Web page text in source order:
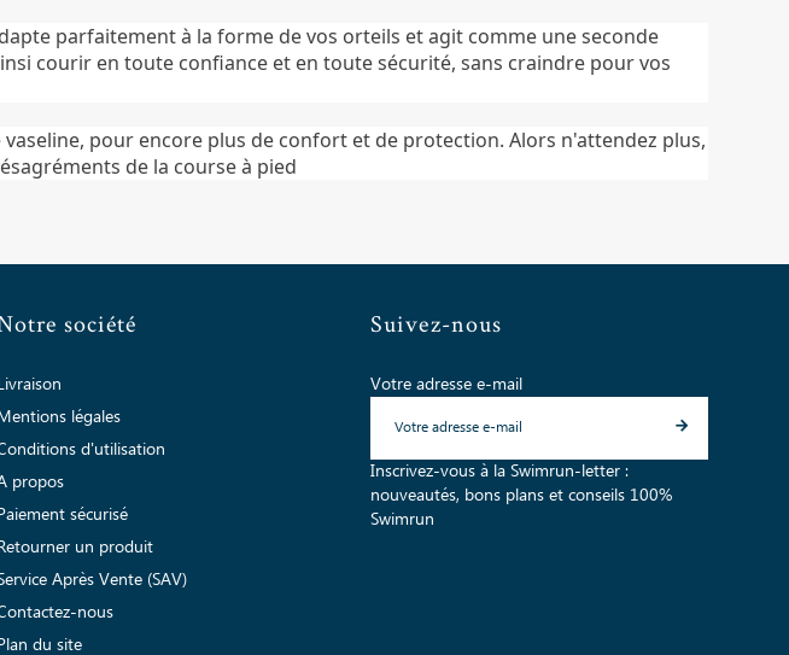
parfaitement à la forme de vos orteils et agit comme une seconde
courir en toute confiance et en toute sécurité, sans craindre pour vos
pour encore plus de confort et de protection. Alors n'attendez plus,
de la course à pied
société
légales
d'utilisation
propos
sécurisé
un produit
Après Vente (SAV)
nous
du site
Suivez-nous
Votre adresse e-mail
Inscrivez-vous à la Swimrun-letter :
nouveautés, bons plans et conseils 100%
Swimrun